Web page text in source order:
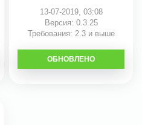
13-07-2019, 03:08
Версия: 0.3.25
Требования: 2.3 и выше
СКАЧАТЬ
ОБНОВЛЕНО